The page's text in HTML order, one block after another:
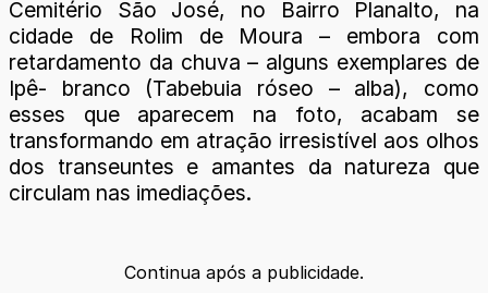
Cemitério São José, no Bairro Planalto, na
cidade de Rolim de Moura – embora com
retardamento da chuva – alguns exemplares de
Ipê- branco (Tabebuia róseo – alba), como
esses que aparecem na foto, acabam se
transformando em atração irresistível aos olhos
dos transeuntes e amantes da natureza que
circulam nas imediações.
Continua após a publicidade.